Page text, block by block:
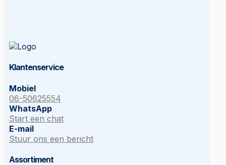
Klantenservice
Mobiel
06-50625554
WhatsApp
Start een chat
E-mail
Stuur ons een bericht
Assortiment